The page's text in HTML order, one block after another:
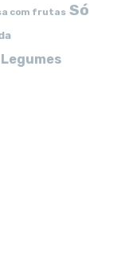
com frutas Só